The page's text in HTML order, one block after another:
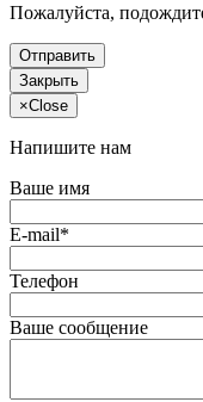
Пожалуйста,
Отправить
Закрыть
×Close
Напишите нам
Ваше имя
E-mail*
Телефон
Ваше сообщение